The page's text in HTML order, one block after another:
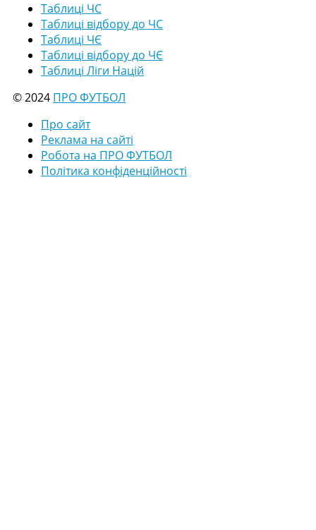
Таблиці ЧС
Таблиці відбору до ЧС
Таблиці ЧЄ
Таблиці відбору до ЧЄ
Таблиці Ліги Націй
© 2024 ПРО ФУТБОЛ
Про сайт
Реклама на сайті
Робота на ПРО ФУТБОЛ
Політика конфіденційності